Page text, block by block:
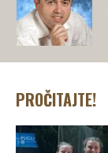
PROČITAJTE!